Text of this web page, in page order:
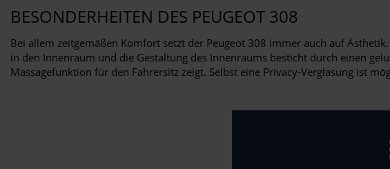
BESONDERHEITEN DES PEUGEOT 308
Bei allem zeitgemäßen Komfort setzt der Peugeot 308 immer auch auf
in den Innenraum und die Gestaltung des Innenraums besticht durch einen
Massagefunktion für den Fahrersitz zeigt. Selbst eine Privacy-Verglasung ist